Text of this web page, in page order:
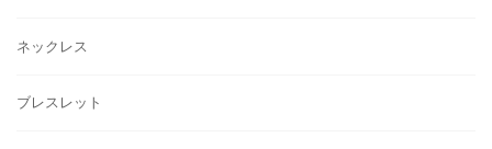
ネックレス
ブレスレット